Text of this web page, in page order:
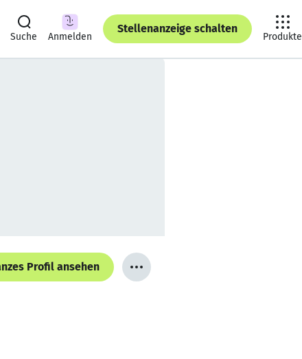
Suche Anmelden
Stellenanzeige schalten
Produkte
Profil ansehen